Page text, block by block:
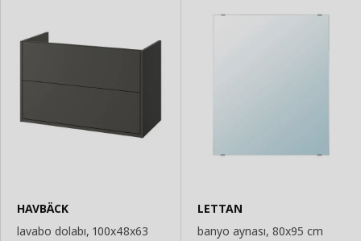
HAVBÄCK
lavabo dolabı, 100x48x63
LETTAN
banyo aynası, 80x95 cm